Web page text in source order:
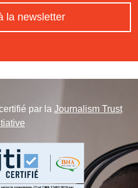
la newsletter
par la Journalism Trust